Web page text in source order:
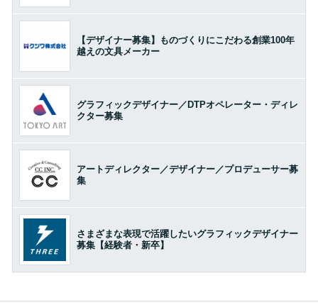
【デザイナー募集】ものづくりにこだわる創業100年
越えの文具メーカー
グラフィックデザイナー／DTPオペレーター・ディレ
クター募集
アートディレクター／デザイナー／プロデューサー募
集
さまざまな表現で活躍したいグラフィックデザイナー
募集【経験者・新卒】